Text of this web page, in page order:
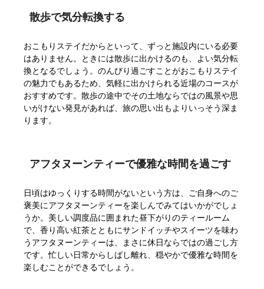
散歩で気分転換する
おこもりステイだからといって、ずっと施設内にいる必要
はありません。ときには散歩に出かけるのも、よい気分転
換となるでしょう。のんびり過ごすことがおこもりステイ
の魅力でもあるため、気軽に出かけられる近場のコースが
おすすめです。散歩の途中でその土地ならではの風景や思
いがけない発見があれば、旅の思い出もよりいっそう深ま
ります。
アフタヌーンティーで優雅な時間を過ごす
日頃はゆっくりする時間がないという方は、ご自身へのご
褒美にアフタヌーンティーを楽しんでみてはいかがでしょ
うか。美しい調度品に囲まれた昼下がりのティールーム
で、香り高い紅茶とともにサンドイッチやスイーツを味わ
うアフタヌーンティーは、まさに休日ならではの過ごし方
です。忙しい日常からしばし離れ、穏やかで優雅な時間を
楽しむことができるでしょう。